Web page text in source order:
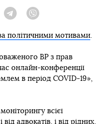
TelegramViber
політичними мотивами
ВР з прав
онлайн-конференції
в період COVID-19»,
всієї
адвокатів, і від рідних,